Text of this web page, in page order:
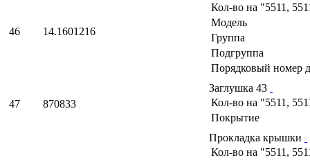
46 14.1601216
Кол-во на "5511,
Модель
Группа
Подгруппа
Порядковый номер
47 870833
Заглушка 43
Кол-во на "5511,
Покрытие
Прокладка крышки
Кол-во на "5511,